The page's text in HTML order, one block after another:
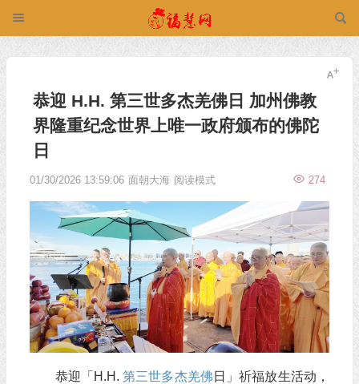
恭迎 H.H. 第三世多杰羌佛日 加州佛教
界隆重纪念世界上唯一政府颁布的佛陀
日
01/30/2026 13:59:06 面朝大海 274
阅读模式
恭迎「H.H.第三世多杰羌佛 日」祈福放生活动，